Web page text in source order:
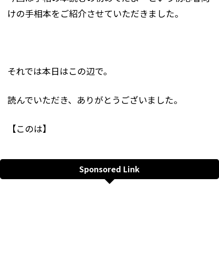
けの手相本をご紹介させていただきました。
それでは本日はこの辺で。
読んでいただき、ありがとうございました。
【このは】
Sponsored Link